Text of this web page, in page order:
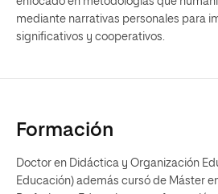
mediante narrativas personales para
significativos y cooperativos.
Formación
Doctor en Didáctica y Organización
Educación) además cursó de Máster